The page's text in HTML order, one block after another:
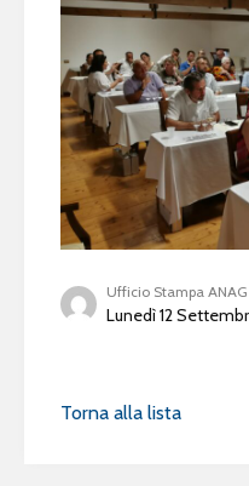
Ufficio Stampa ANAG
Lunedì 12
Torna alla lista